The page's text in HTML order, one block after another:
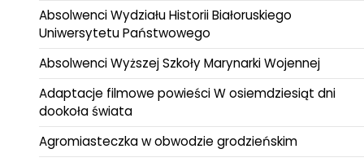
Absolwenci Wydziału Historii Białoruskiego
Uniwersytetu Państwowego
Absolwenci Wyższej Szkoły Marynarki Wojennej
Adaptacje filmowe powieści W osiemdziesiąt dni
dookoła świata
Agromiasteczka w obwodzie grodzieńskim